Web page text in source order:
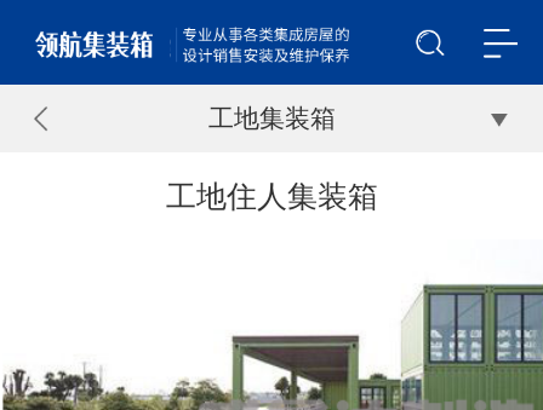
工地集装箱
工地住人集装箱